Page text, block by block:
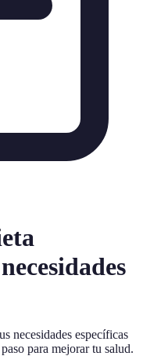
necesidades específicas
para mejorar tu salud.